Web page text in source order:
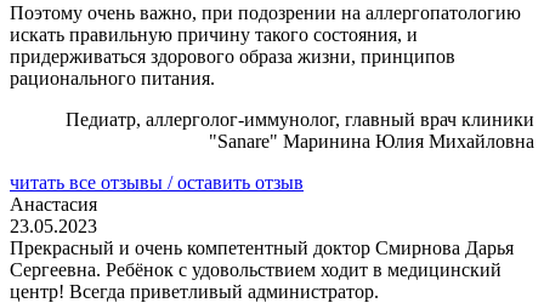
Поэтому очень важно, при подозрении на аллергопатологию
искать правильную причину такого состояния, и
придерживаться здорового образа жизни, принципов
рационального питания.
Педиатр, аллерголог-иммунолог, главный врач клиники
"Sanare" Маринина Юлия Михайловна
читать все отзывы / оставить отзыв
Анастасия
23.05.2023
Прекрасный и очень компетентный доктор Смирнова Дарья
Сергеевна. Ребёнок с удовольствием ходит в медицинский
центр! Всегда приветливый администратор.